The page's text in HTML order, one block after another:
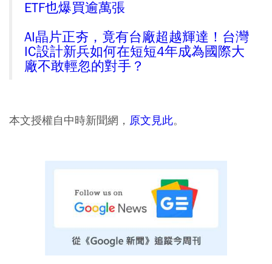
ETF也爆買逾萬張
AI晶片正夯，竟有台廠超越輝達！台灣
IC設計新兵如何在短短4年成為國際大
廠不敢輕忽的對手？
本文授權自中時新聞網， 原文見此。